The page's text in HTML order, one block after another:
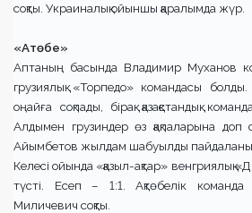
соқты. Украиналық ойыншы қаралымда жүр.
«Атөбе»
Аптаның басында Владимир Муханов
грузиялық «Торпедо» командасы
оңайға соқпады, бірақ қазақстандық
Алдымен грузиндер өз қақпаларына доп
Айымбетов жылдам шабуылды
Келесі ойында «қазыл-ақтар» венгриялық
түсті. Есеп – 1:1. Ақтөбелік
Миличевич соқты.